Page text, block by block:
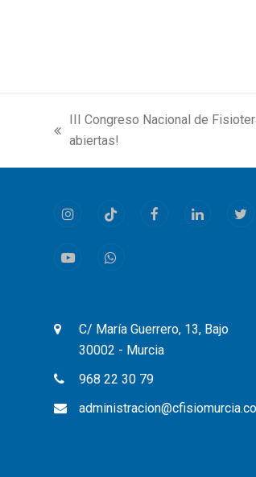
previous
III Congreso Nacional de
abiertas!
InstagramTiktok FacebookLinkedIn
YoutubeWhatsapp
C/ María Guerrero, 13, Bajo
30002 - Murcia
968 22 30 79